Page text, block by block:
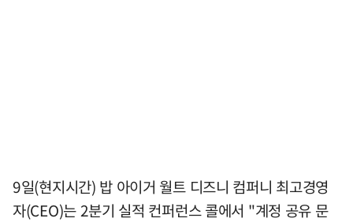
9일(현지시간) 밥 아이거 월트 디즈니 컴퍼니 최고경영
자(CEO)는 2분기 실적 컨퍼런스 콜에서 "계정 공유 문